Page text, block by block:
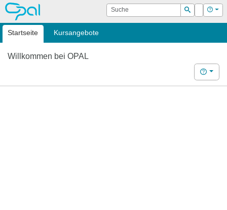
OPAL Suche
Suchen
Login Hilfe
Startseite Kursangebote
Willkommen bei OPAL
Hilfe